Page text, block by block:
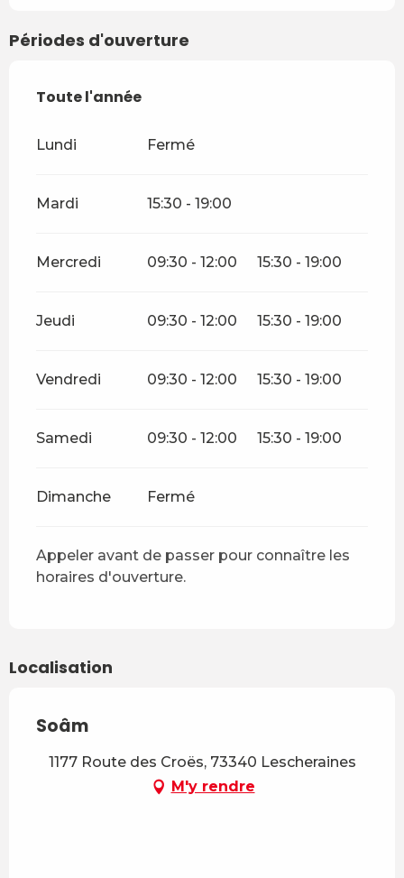
Périodes d'ouverture
Toute l'année
Toute l'année
Lundi Fermé
Mardi 15:30 - 19:00
Mercredi 09:30 - 12:00 15:30 - 19:00
Jeudi 09:30 - 12:00 15:30 - 19:00
Vendredi 09:30 - 12:00 15:30 - 19:00
Samedi 09:30 - 12:00 15:30 - 19:00
Dimanche Fermé
Appeler avant de passer pour connaître les
horaires d'ouverture.
Localisation
Soâm
1177 Route des Croës, 73340 Lescheraines
M'y rendre